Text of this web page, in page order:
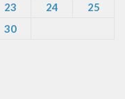
23 24
25
30